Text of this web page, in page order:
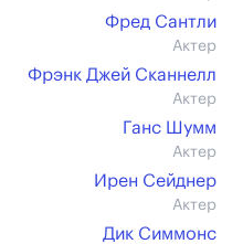
Фред Сантли
Актер
Фрэнк Джей Сканнелл
Актер
Ганс Шумм
Актер
Ирен Сейднер
Актер
Дик Симмонс